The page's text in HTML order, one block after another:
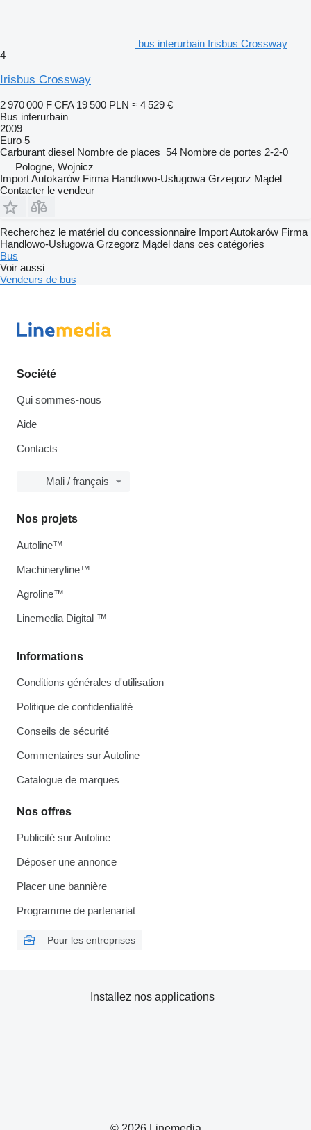
bus interurbain Irisbus Crossway
4
Irisbus Crossway
2 970 000 F CFA 19 500 PLN ≈ 4 529 €
Bus interurbain
2009
Euro 5
Carburant diesel Nombre de places 54 Nombre de portes 2-2-0
Pologne, Wojnicz
Import Autokarów Firma Handlowo-Usługowa Grzegorz Mądel
Contacter le vendeur
Recherchez le matériel du concessionnaire Import Autokarów Firma
Handlowo-Usługowa Grzegorz Mądel dans ces catégories
Bus
Voir aussi
Vendeurs de bus
Société
Qui sommes-nous
Aide
Contacts
Mali / français
Informations
Conditions générales d'utilisation
Politique de confidentialité
Conseils de sécurité
Commentaires sur Autoline
Catalogue de marques
Nos offres
Publicité sur Autoline
Déposer une annonce
Placer une bannière
Programme de partenariat
Pour les entreprises
Nos projets
Autoline™
Machineryline™
Agroline™
Linemedia Digital ™
Installez nos applications